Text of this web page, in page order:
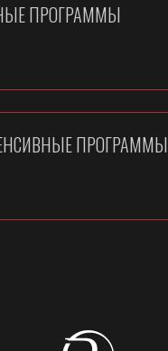
ПРОГРАММЫ
ПРОГРАММЫ